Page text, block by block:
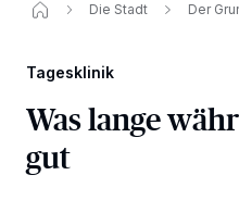
Die Stadt Der
Tagesklinik
Was lange
gut